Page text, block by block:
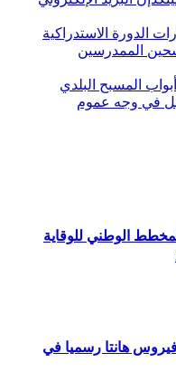
الدورة الاستدراكية
الممدرسين
المسبح البلدي
يوليوز المقبل في وجه عموم
الوطني للوقاية
فيروس هانتا رسميا في